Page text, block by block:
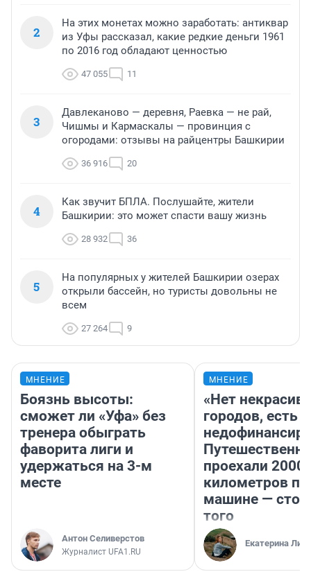
2
На этих монетах можно заработать: антиквар
из Уфы рассказал, какие редкие деньги 1961
по 2016 год обладают ценностью
47 055 11
3
Давлеканово — деревня, Раевка — не рай,
Чишмы и Кармаскалы — провинция с
огородами: отзывы на райцентры Башкирии
36 916 20
4
Как звучит БПЛА. Послушайте, жители
Башкирии: это может спасти вашу жизнь
28 932 36
5
На популярных у жителей Башкирии озерах
открыли бассейн, но туристы довольны не
всем
27 264 9
МНЕНИЕ
Боязнь высоты:
сможет ли «Уфа» без
тренера обыграть
фаворита лиги и
удержаться на 3-м
месте
Антон Селиверстов
Журналист UFA1.RU
МНЕНИЕ
«Нет
городов, есть
проехали 2000
километров по
машине —
того
Екатерина